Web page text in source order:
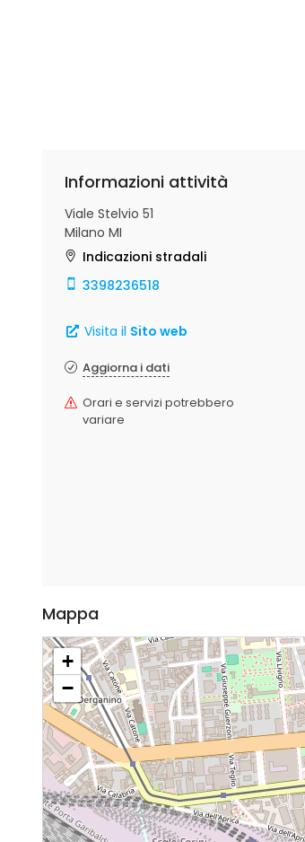
Informazioni attività
Viale Stelvio 51
Milano MI
Indicazioni stradali
3398236518
Visita il Sito web
Aggiorna i dati
Orari e servizi potrebbero
variare
Mappa
+
−